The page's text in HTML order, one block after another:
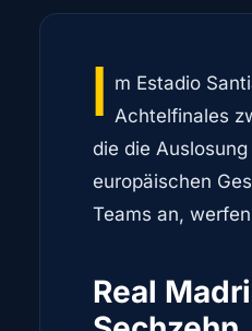
I m Estadio
Achtelfinales
die die
europäischen
Teams an,
Real